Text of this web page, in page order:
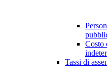
Costo
Tassi di